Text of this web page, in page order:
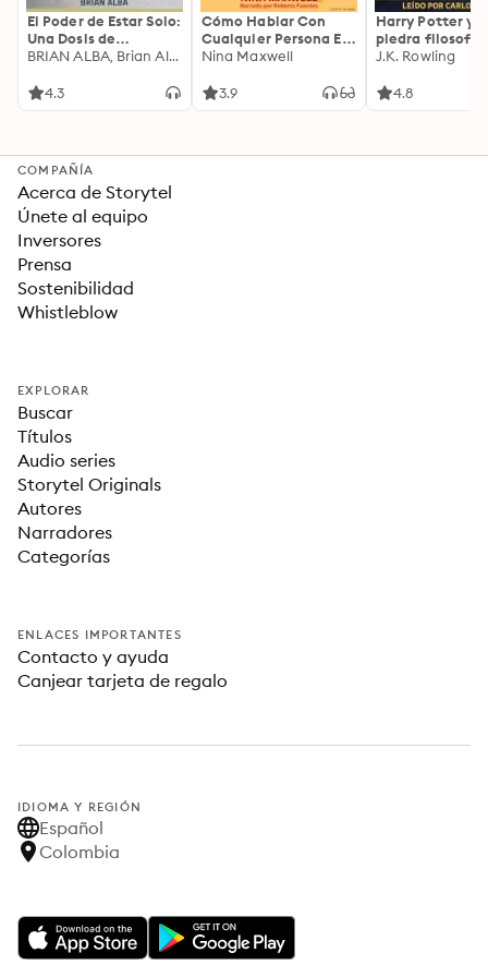
El Poder de Estar Solo:
Una Dosis de
Motivación
Ideas Revolucionarias
BRIAN ALBA, Brian Alba
4.3
Cómo Hablar Con
Cualquier Persona En
Cualquier Lugar Y En
Nina Maxwell
3.9
Harry Potter y
piedra filosofal
J.K. Rowling
4.8
COMPAÑÍA
Acerca de Storytel
Únete al equipo
Inversores
Prensa
Sostenibilidad
Whistleblow
EXPLORAR
Buscar
Títulos
Audio series
Storytel Originals
Autores
Narradores
Categorías
ENLACES IMPORTANTES
Contacto y ayuda
Canjear tarjeta de regalo
IDIOMA Y REGIÓN
Español
Colombia